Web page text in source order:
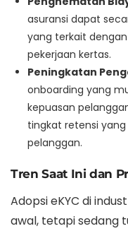
asuransi dapat
yang terkait
pekerjaan kertas.
Peningkatan
onboarding yang
kepuasan
tingkat retensi
pelanggan.
Tren Saat Ini dan
Adopsi eKYC di
awal, tetapi sedang